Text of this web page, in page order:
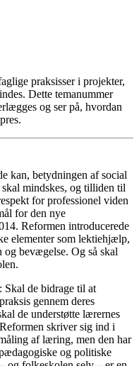
praksisser i projekter,
Dette temanummer
og ser på, hvordan
kan, betydningen af social
mindskes, og tilliden til
for professionel viden
for den nye
Reformen introducerede
elementer som lektiehjælp,
og bevægelse. Og så skal
Skal de bidrage til at
gennem deres
de understøtte lærernes
skriver sig ind i
af læring, men den har
og politiske